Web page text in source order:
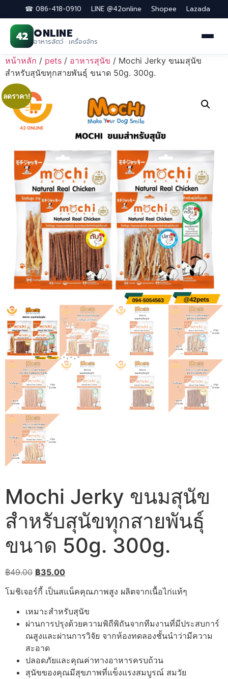
☎ 086-418-0910 LINE @42online Shopee Lazada
42 ONLINE
อาหารสัตว์ · เครื่องจักร
Skip
to
content
หน้าหลัก / pets / อาหารสุนัข / Mochi Jerky ขนมสุนัข
สำหรับสุนัขทุกสายพันธุ์ ขนาด 50g. 300g.
ลดราคา!
Mochi Jerky ขนมสุนัข
สำหรับสุนัขทุกสายพันธุ์
ขนาด 50g. 300g.
฿49.00 Original
price
was:
฿49.00.
฿35.00Current
price
is:
฿35.00.
โมชิเจอร์กี้ เป็นสแน็คคุณภาพสูง ผลิตจากเนื้อไก่แท้ๆ
เหมาะสำหรับสุนัข
ผ่านการปรุงด้วยความพิถีพิถันจากทีมงานที่มีประสบการ์
ณสูงและผ่านการวิจัย จากห้องทดลองชั้นนำว่ามีความ
สะอาด
ปลอดภัยและคุณค่าทางอาหารครบถ้วน
สุนัขของคุณมีสุขภาพที่แข็งแรงสมบูรณ์ สมวัย